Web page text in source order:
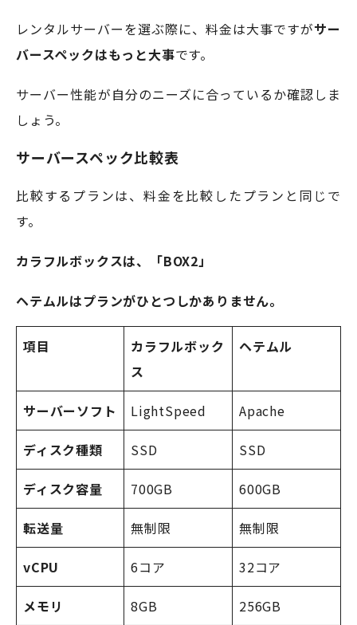
レンタルサーバーを選ぶ際に、料金は大事ですがサー
バースペックはもっと大事です。
サーバー性能が自分のニーズに合っているか確認しま
しょう。
サーバースペック比較表
比較するプランは、料金を比較したプランと同じで
す。
カラフルボックスは、「BOX2」
ヘテムルはプランがひとつしかありません。
項目
カラフルボック
ス
ヘテムル
サーバーソフト LightSpeed Apache
ディスク種類 SSD SSD
ディスク容量 700GB 600GB
転送量 無制限 無制限
vCPU 6コア 32コア
メモリ 8GB 256GB